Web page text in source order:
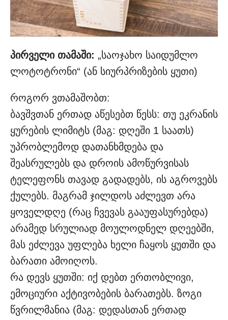
პირველი თამაში: „საოჯახო საიდუმლო
ლოტოტრონი“ (ან სიურპრიზების ყუთი)
როგორ ვთამაშობთ:
ბავშვთან ერთად აწესებთ წესს: თუ ეკრანის
ყურების ლიმიტს (მაგ: დღეში 1 საათს)
უპრობლემოდ დათანხმდება და
შეასრულებს და დროის ამოწურვისას
ტელეფონს თავად გადადებს, ის აგროვებს
ქულებს. მაგრამ ჯილდოს აძლევთ არა
ყოველდღე (რაც ჩვევას გააუფასურებდა)
არამედ სრულიად მოულოდნელ დღეებში,
მას ეძლევა უფლება ხელი ჩაყოს ყუთში და
ბარათი ამოიღოს.
რა დევს ყუთში: იქ დებთ ერთობლივი,
ემოციური აქტივობების ბარათებს. ზოგი
წვრილმანია (მაგ: დედასთან ერთად